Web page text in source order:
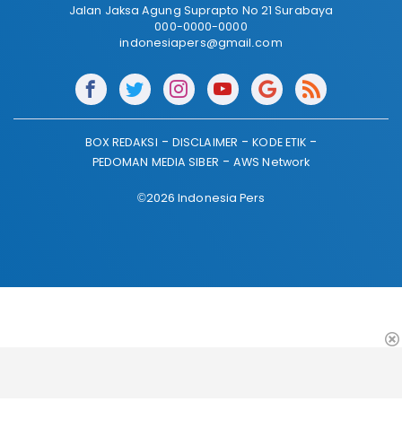
Jalan Jaksa Agung Suprapto No 21 Surabaya
000-0000-0000
indonesiapers@gmail.com
BOX REDAKSI DISCLAIMER
KODE ETIK
PEDOMAN MEDIA SIBER
AWS Network
©2026 Indonesia Pers